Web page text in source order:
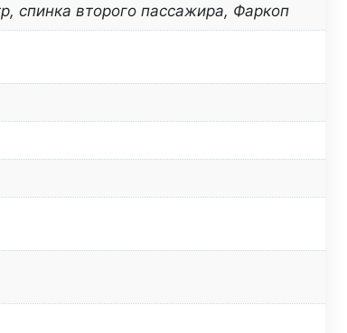
спинка второго пассажира, Фаркоп